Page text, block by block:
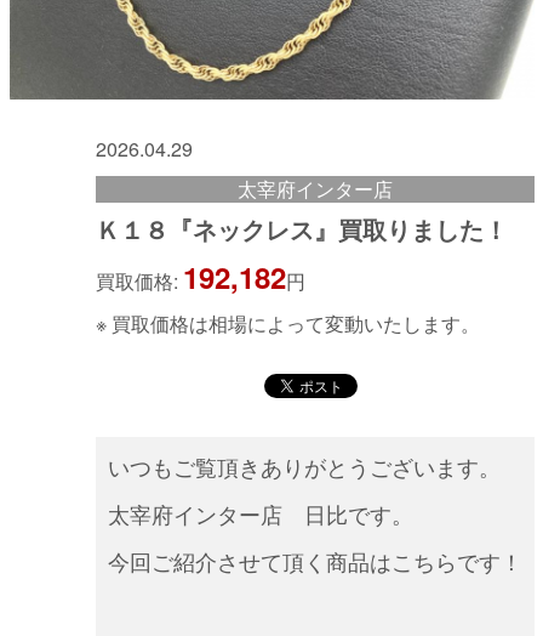
2026.04.29
太宰府インター店
Ｋ１８『ネックレス』買取りました！
買取価格: 192,182円
※ 買取価格は相場によって変動いたします。
いつもご覧頂きありがとうございます。
太宰府インター店 日比です。
今回ご紹介させて頂く商品はこちらです！